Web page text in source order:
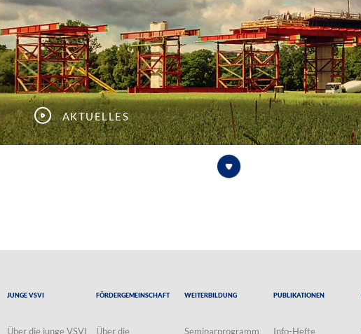
Aktuelles
Junge VSVI
Über die junge VSVI
Fördergemeinschaft
Über die
Weiterbildung
Seminarprogramm
Publikationen
Info-Hefte